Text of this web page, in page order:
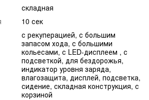
складная
10 сек
с рекуперацией, с большим
запасом хода, с большими
кольесами, с LED-дисплеем , с
подсветкой, для бездорожья,
индикатор уровня заряда,
влагозащита, дисплей, подсветка,
сидение, складная конструкция, с
корзиной